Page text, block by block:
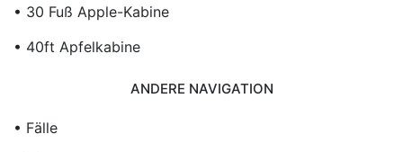
• 30 Fuß Apple-Kabine
• 40ft Apfelkabine
ANDERE NAVIGATION
• Fälle